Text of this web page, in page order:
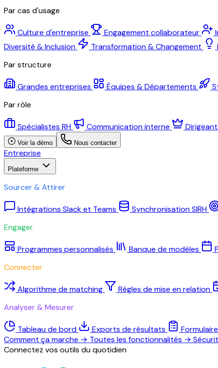
Par cas d'usage
Culture d'entreprise Engagement collaborateur
Diversité & Inclusion
Transformation & Changement
Par structure
Grandes entreprises Équipes & Départements
Par rôle
Spécialistes RH Communication interne
Voir la démo Nous contacter
Entreprise
Plateforme
Sourcer & Attirer
Intégrations Slack et Teams
Synchronisation SIRH
Engager
Programmes personnalisés Banque de modèles
Connecter
Algorithme de matching
Règles de mise en relation
Analyser & Mesurer
Tableau de bord Exports de résultats
Comment ça marche → Toutes les fonctionnalités →
Connectez vos outils du quotidien